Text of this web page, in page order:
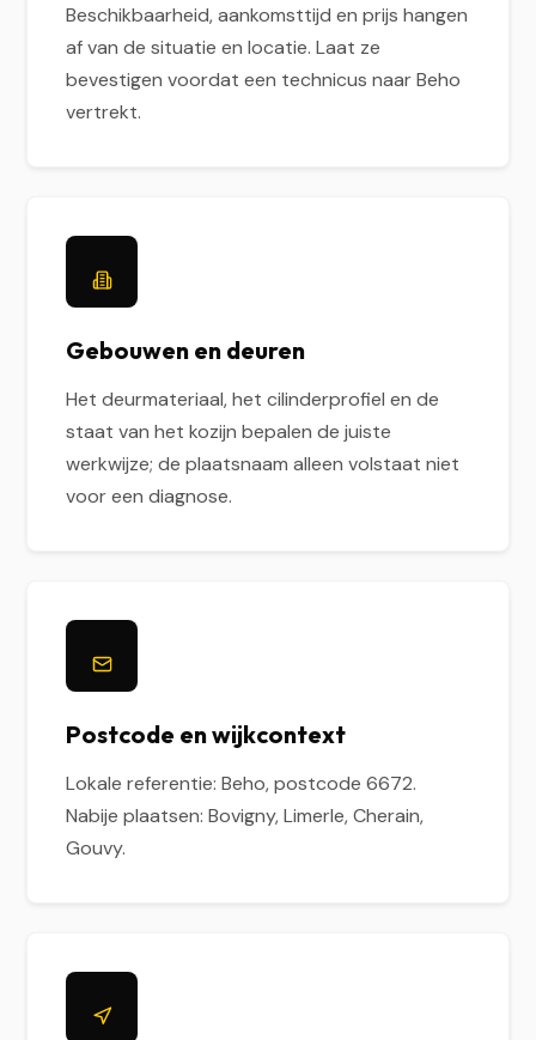
Beschikbaarheid, aankomsttijd en prijs hangen
af van de situatie en locatie. Laat ze
bevestigen voordat een technicus naar Beho
vertrekt.
Gebouwen en deuren
Het deurmateriaal, het cilinderprofiel en de
staat van het kozijn bepalen de juiste
werkwijze; de plaatsnaam alleen volstaat niet
voor een diagnose.
Postcode en wijkcontext
Lokale referentie: Beho, postcode 6672.
Nabije plaatsen: Bovigny, Limerle, Cherain,
Gouvy.